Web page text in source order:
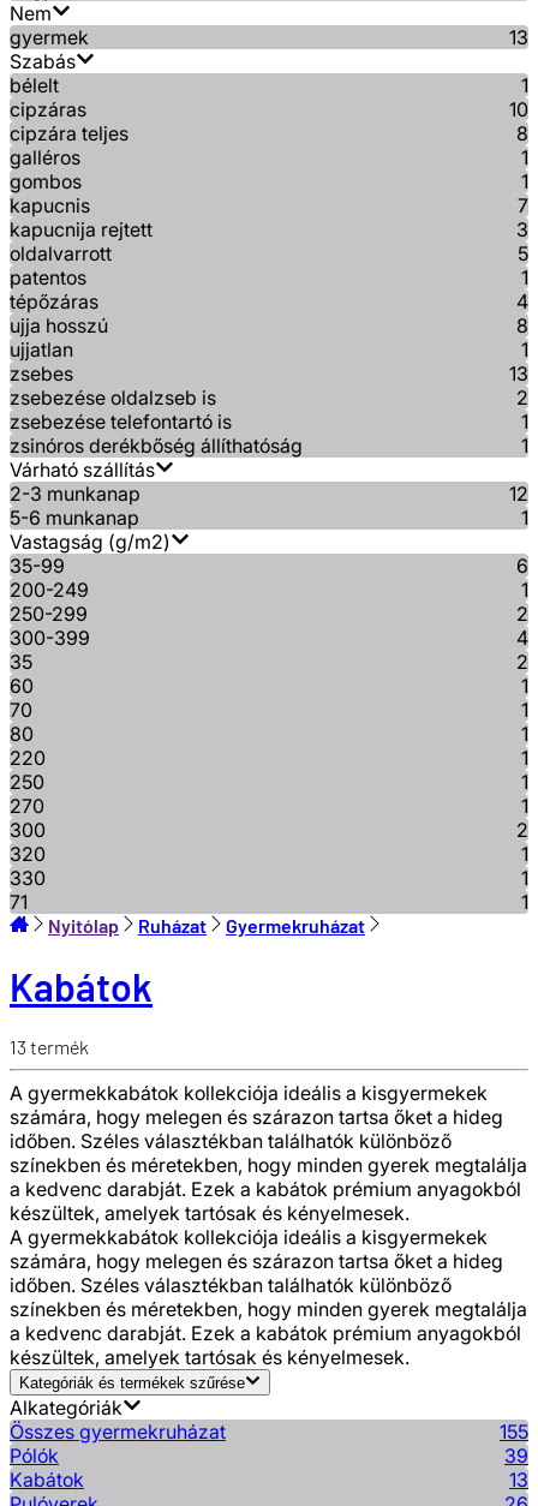
Nem
gyermek
13
Szabás
bélelt
1
cipzáras
10
cipzára teljes
8
galléros
1
gombos
1
kapucnis
7
kapucnija rejtett
3
oldalvarrott
5
patentos
1
tépőzáras
4
ujja hosszú
8
ujjatlan
1
zsebes
13
zsebezése oldalzseb is
2
zsebezése telefontartó is
1
zsinóros derékbőség állíthatóság
1
Várható szállítás
2-3 munkanap
12
5-6 munkanap
1
Vastagság (g/m2)
35-99
6
200-249
1
250-299
2
300-399
4
35
2
60
1
70
1
80
1
220
1
250
1
270
1
300
2
320
1
330
1
71
1
Nyitólap Ruházat Gyermekruházat
Kabátok
13 termék
A gyermekkabátok kollekciója ideális a kisgyermekek
számára, hogy melegen és szárazon tartsa őket a hideg
időben. Széles választékban találhatók különböző
színekben és méretekben, hogy minden gyerek megtalálja
a kedvenc darabját. Ezek a kabátok prémium anyagokból
készültek, amelyek tartósak és kényelmesek.
A gyermekkabátok kollekciója ideális a kisgyermekek
számára, hogy melegen és szárazon tartsa őket a hideg
időben. Széles választékban találhatók különböző
színekben és méretekben, hogy minden gyerek megtalálja
a kedvenc darabját. Ezek a kabátok prémium anyagokból
készültek, amelyek tartósak és kényelmesek.
Kategóriák és termékek szűrése
Alkategóriák
Összes gyermekruházat
155
Pólók
39
Kabátok
13